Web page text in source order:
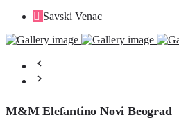
Savski Venac
M&M Elefantino Novi Beograd